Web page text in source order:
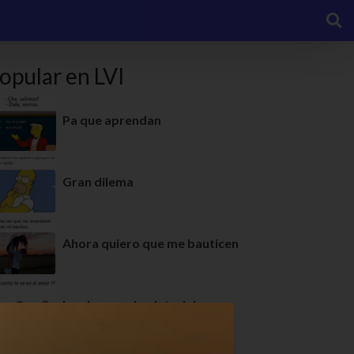
en LVI
Pa que aprendan
Gran dilema
Ahora quiero que me bauticen
Igual que en la plata, jaja